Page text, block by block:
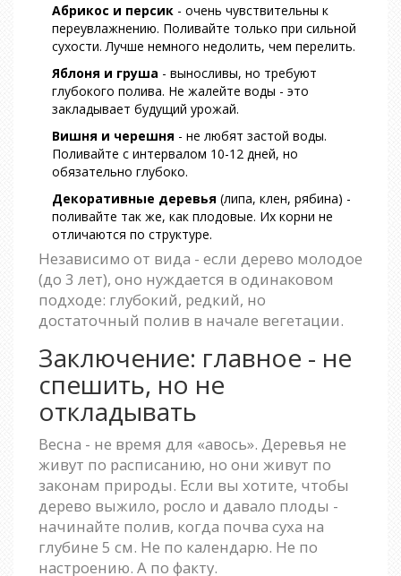
Абрикос и персик - очень чувствительны к
переувлажнению. Поливайте только при сильной
сухости. Лучше немного недолить, чем перелить.
Яблоня и груша - выносливы, но требуют
глубокого полива. Не жалейте воды - это
закладывает будущий урожай.
Вишня и черешня - не любят застой воды.
Поливайте с интервалом 10-12 дней, но
обязательно глубоко.
Декоративные деревья (липа, клен, рябина) -
поливайте так же, как плодовые. Их корни не
отличаются по структуре.
Независимо от вида - если дерево молодое
(до 3 лет), оно нуждается в одинаковом
подходе: глубокий, редкий, но
достаточный полив в начале вегетации.
Заключение: главное - не
спешить, но не
откладывать
Весна - не время для «авось». Деревья не
живут по расписанию, но они живут по
законам природы. Если вы хотите, чтобы
дерево выжило, росло и давало плоды -
начинайте полив, когда почва суха на
глубине 5 см. Не по календарю. Не по
настроению. А по факту.